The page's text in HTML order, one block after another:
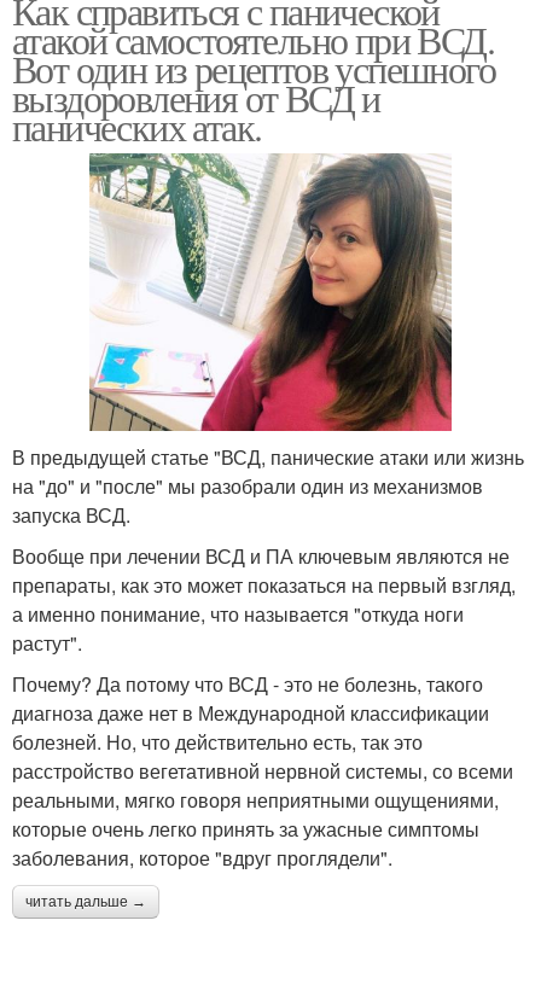
атакой самостоятельно при ВСД.
Вот один из рецептов успешного
выздоровления от ВСД и
панических атак.
В предыдущей статье "ВСД, панические атаки или жизнь
на "до" и "после" мы разобрали один из механизмов
запуска ВСД.
Вообще при лечении ВСД и ПА ключевым являются не
препараты, как это может показаться на первый взгляд,
а именно понимание, что называется "откуда ноги
растут".
Почему? Да потому что ВСД - это не болезнь, такого
диагноза даже нет в Международной классификации
болезней. Но, что действительно есть, так это
расстройство вегетативной нервной системы, со всеми
реальными, мягко говоря неприятными ощущениями,
которые очень легко принять за ужасные симптомы
заболевания, которое "вдруг проглядели".
читать дальше →